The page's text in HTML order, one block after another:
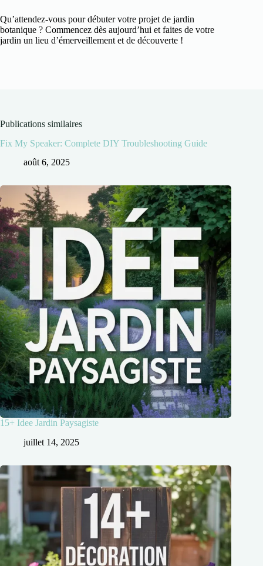
Qu’attendez-vous pour débuter votre projet de jardin
botanique ? Commencez dès aujourd’hui et faites de votre
jardin un lieu d’émerveillement et de découverte !
Publications similaires
Fix My Speaker: Complete DIY Troubleshooting Guide
août 6, 2025
15+ Idee Jardin Paysagiste
juillet 14, 2025